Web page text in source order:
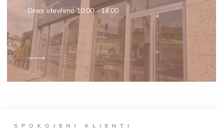
Dnes otevřeno10:00 - 14:00
SPOKOJENÍ KLIENTI